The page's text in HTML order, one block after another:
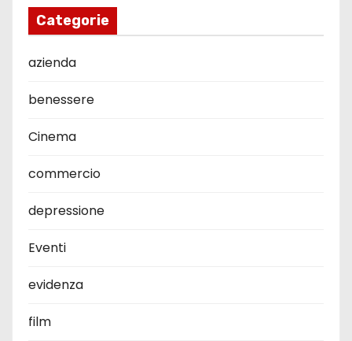
Categorie
azienda
benessere
Cinema
commercio
depressione
Eventi
evidenza
film